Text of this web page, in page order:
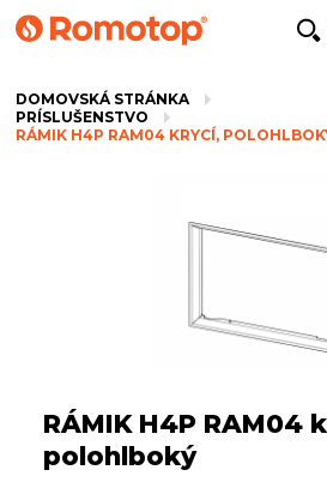
DOMOVSKÁ STRÁNKA
PRÍSLUŠENSTVO
RÁMIK H4P RAM04 KRYCÍ,
RÁMIK H4P RAM04
polohlboký